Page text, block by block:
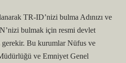
TR-ID’nizi bulma Adınızı ve
bulmak için resmi devlet
gerekir. Bu kurumlar Nüfus ve
ve Emniyet Genel